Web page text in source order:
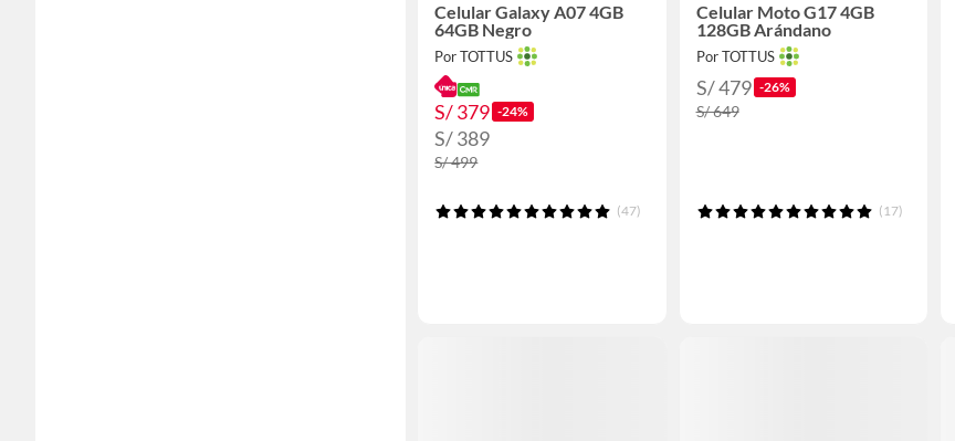
Celular Galaxy A07 4GB
64GB Negro
Por TOTTUS
S/ 379 -24%
S/ 389
S/ 499
(47)
Celular Moto G17 4GB
128GB Arándano
Por TOTTUS
S/ 479 -26%
S/ 649
(17)